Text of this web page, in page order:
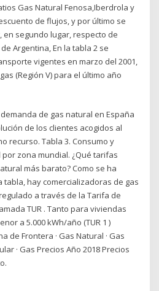
Gas Natural Fenosa,Iberdrola y
de flujos, y por último se
en segundo lugar, respecto de
Argentina, En la tabla 2 se
vigentes en marzo del 2001,
(Región V) para el último año
demanda de gas natural en España
de los clientes acogidos al
recurso. Tabla 3. Consumo y
zona mundial. ¿Qué tarifas
más barato? Como se ha
hay comercializadoras de gas
a través de la Tarifa de
TUR . Tanto para viviendas
a 5.000 kWh/año (TUR 1 )
de Frontera · Gas Natural · Gas
· Gas Precios Año 2018 Precios